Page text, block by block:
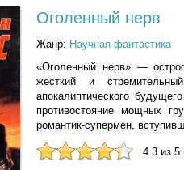
Оголенный нерв
Жанр: Научная фантастика
«Оголенный нерв» —
жесткий и
апокалиптического
противостояние мощных
романтик-супермен,
4.3 из 5